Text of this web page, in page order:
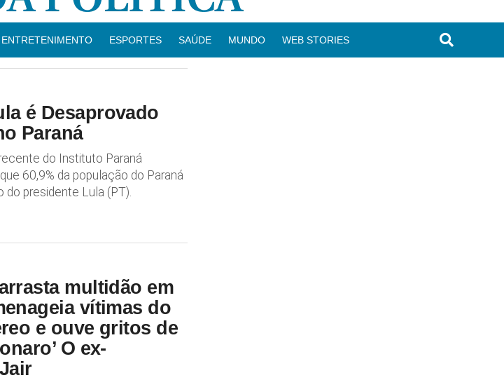
ENTRETENIMENTO ESPORTES SAÚDE MUNDO WEB STORIES
é Desaprovado
Paraná
do Instituto Paraná
60,9% da população do Paraná
do presidente Lula (PT).
multidão em
vítimas do
e ouve gritos de
O ex-